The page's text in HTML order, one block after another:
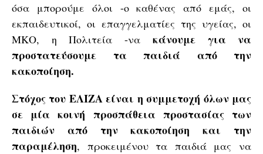
όσα μπορούμε όλοι -ο καθένας από εμάς, οι
εκπαιδευτικοί, οι επαγγελματίες της υγείας, οι
ΜΚΟ, η Πολιτεία -να κάνουμε για να
προστατεύσουμε τα παιδιά από την
κακοποίηση.
Στόχος του ΕΛΙΖΑ είναι η συμμετοχή όλων μας
σε μία κοινή προσπάθεια προστασίας των
παιδιών από την κακοποίηση και την
παραμέληση, προκειμένου τα παιδιά μας να